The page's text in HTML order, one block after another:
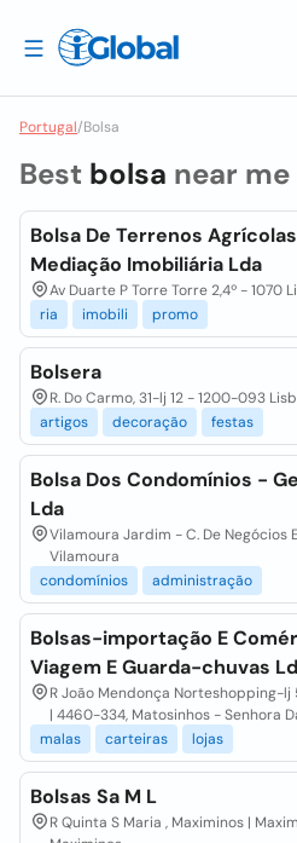
Portugal/Bolsa
Best bolsa near me
Bolsa De Terrenos
Mediação Imobiliária Lda
Av Duarte P Torre Torre 2,4º - 1070
ria
imobili promo
Bolsera
R. Do Carmo, 31-lj 12 - 1200-093
artigos
decoração festas
Bolsa Dos Condomínios -
Lda
Vilamoura Jardim - C. De Negócios
Vilamoura
condomínios
administração
Bolsas-importação E
Viagem E Guarda-chuvas
R João Mendonça Norteshopping-lj
| 4460-334, Matosinhos - Senhora
malas
carteiras lojas
Bolsas Sa M L
R Quinta S Maria , Maximinos |